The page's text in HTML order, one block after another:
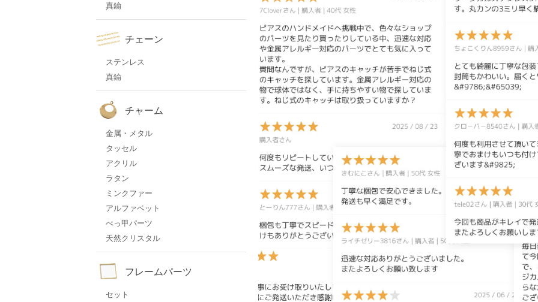
真鍮
チェーン
ステンレス
真鍮
チャーム
金属・メタル
タッセル
アクリル
ラタン
ミンクファー
アルファベット
べっ甲パーツ
天然クリスタル
フレームパーツ
セット